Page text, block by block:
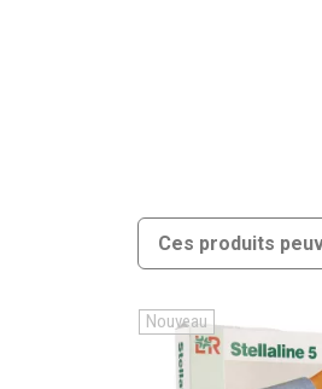
Ces produits
Nouveau